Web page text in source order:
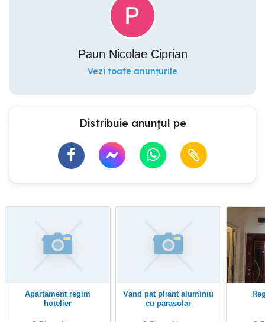
Paun Nicolae Ciprian
Vezi toate anunțurile
Distribuie anunțul pe
Apartament regim
hotelier
Vand pat pliant aluminiu
cu parasolar